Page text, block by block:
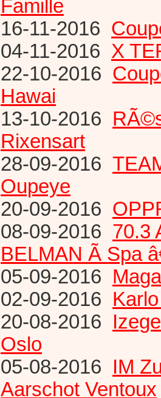
Famille
16-11-2016
04-11-2016 X
22-10-2016
Hawai
13-10-2016
Rixensart
28-09-2016
Oupeye
20-09-2016
08-09-2016 70.3
BELMAN Ã Spa
05-09-2016
02-09-2016
20-08-2016
Oslo
05-08-2016 IM
Aarschot Ventoux